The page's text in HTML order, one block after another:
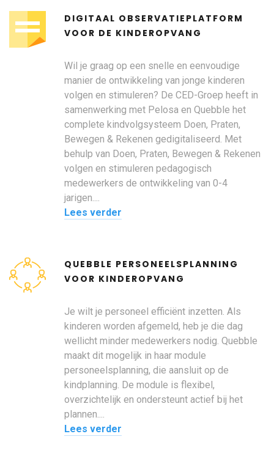
DIGITAAL OBSERVATIEPLATFORM
VOOR DE KINDEROPVANG
Wil je graag op een snelle en eenvoudige
manier de ontwikkeling van jonge kinderen
volgen en stimuleren? De CED-Groep heeft in
samenwerking met Pelosa en Quebble het
complete kindvolgsysteem Doen, Praten,
Bewegen & Rekenen gedigitaliseerd. Met
behulp van Doen, Praten, Bewegen & Rekenen
volgen en stimuleren pedagogisch
medewerkers de ontwikkeling van 0-4
jarigen....
Lees verder
QUEBBLE PERSONEELSPLANNING
VOOR KINDEROPVANG
Je wilt je personeel efficiënt inzetten. Als
kinderen worden afgemeld, heb je die dag
wellicht minder medewerkers nodig. Quebble
maakt dit mogelijk in haar module
personeelsplanning, die aansluit op de
kindplanning. De module is flexibel,
overzichtelijk en ondersteunt actief bij het
plannen....
Lees verder